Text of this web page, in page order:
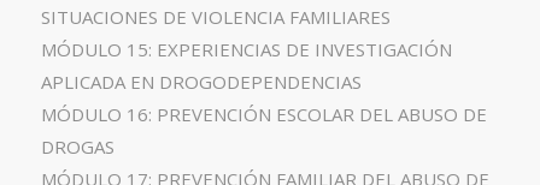
SITUACIONES DE VIOLENCIA FAMILIARES
MÓDULO 15: EXPERIENCIAS DE INVESTIGACIÓN
APLICADA EN DROGODEPENDENCIAS
MÓDULO 16: PREVENCIÓN ESCOLAR DEL ABUSO DE
DROGAS
MÓDULO 17: PREVENCIÓN FAMILIAR DEL ABUSO DE